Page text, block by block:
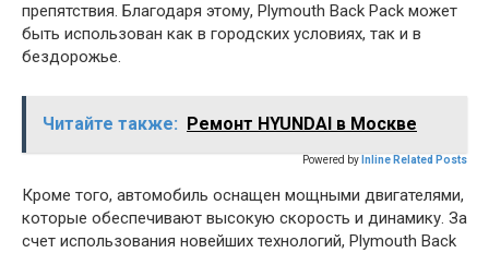
препятствия. Благодаря этому, Plymouth Back Pack может
быть использован как в городских условиях, так и в
бездорожье.
Читайте также: Ремонт HYUNDAI в Москве
Powered by Inline Related Posts
Кроме того, автомобиль оснащен мощными двигателями,
которые обеспечивают высокую скорость и динамику. За
счет использования новейших технологий, Plymouth Back